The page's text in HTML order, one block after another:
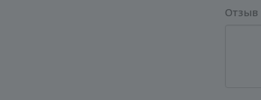
Отзыв